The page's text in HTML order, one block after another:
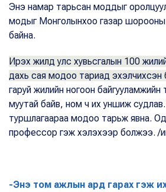
Энэ намар тарьсан моддыг
модыг Монголынхоо газар шорооны
байна.
Ирэх жилд улс хувьсгалын 100
дахь сая модоо тариад эхэлчихсэн
гаруй жилийн ногоон байгууламжийн
муутай байв, ном ч их уншиж
туршлагаараа модоо тарьж явна.
профессор гэж хэлэхээр болжээ. /
-Энэ том ажлын ард гарах гэж